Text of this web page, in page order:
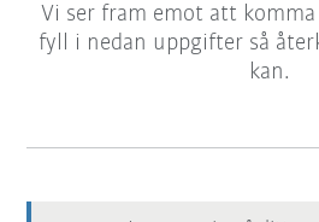
Vi ser fram emot att
fyll i nedan uppgifter så
kan.